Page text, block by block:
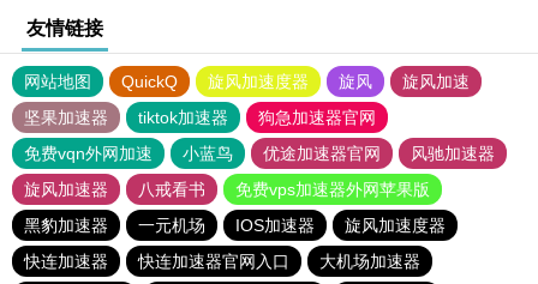
友情链接
网站地图 QuickQ 旋风加速度器 旋风
旋风加速
坚果加速器
tiktok加速器
狗急加速器官网
免费vqn外网加速
小蓝鸟 优途加速器官网
风驰加速器
旋风加速器
八戒看书
免费vps加速器外网苹果版
黑豹加速器
一元机场 IOS加速器
旋风加速度器
快连加速器
快连加速器官网入口
大机场加速器